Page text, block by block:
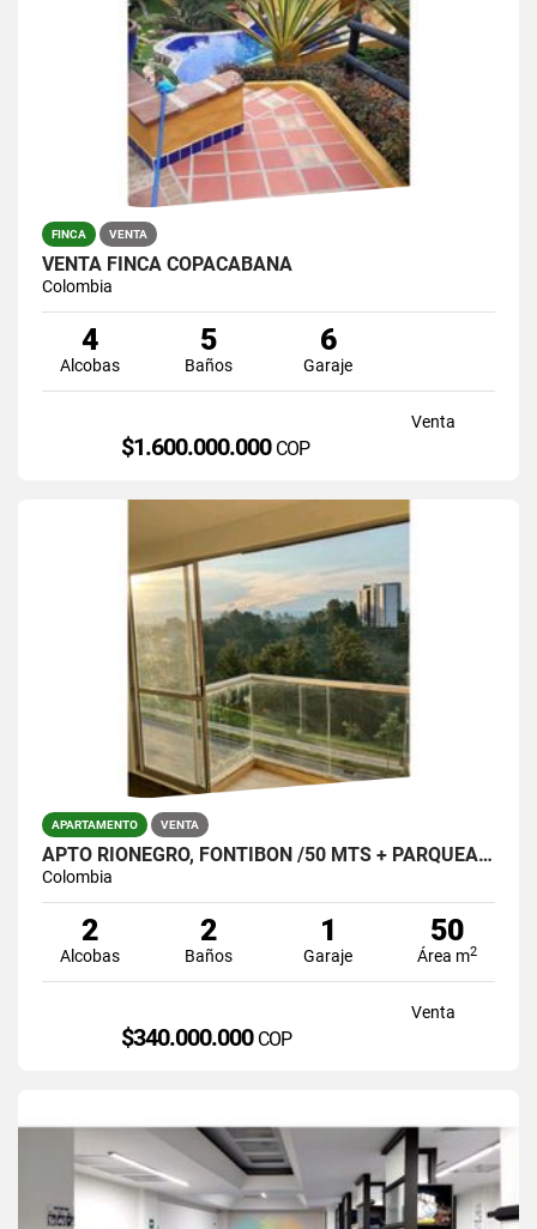
FINCA VENTA
VENTA FINCA COPACABANA
Colombia
4
Alcobas
5
Baños
6
Garaje
Venta
$1.600.000.000 COP
APARTAMENTO VENTA
APTO RIONEGRO, FONTIBON /50 MTS + PARQUEADERO Y ÚTIL $340.000.000
Colombia
2
Alcobas
2
Baños
1
Garaje
50
Área m2
Venta
$340.000.000 COP